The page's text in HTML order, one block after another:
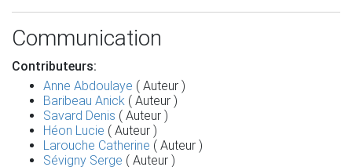
Communication
Contributeurs:
Anne Abdoulaye ( Auteur )
Baribeau Anick ( Auteur )
Savard Denis ( Auteur )
Héon Lucie ( Auteur )
Larouche Catherine ( Auteur )
Sévigny Serge ( Auteur )